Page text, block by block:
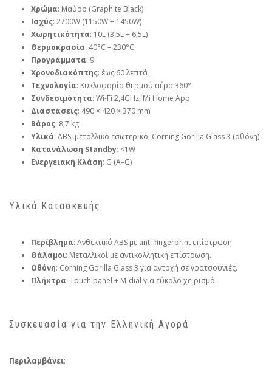
Χρώμα: Μαύρο (Graphite Black)
Ισχύς: 2700W (1150W + 1450W)
Χωρητικότητα: 10L (3,5L + 6,5L)
Θερμοκρασία: 40°C – 230°C
Προγράμματα: 9
Χρονοδιακόπτης: έως 60 λεπτά
Τεχνολογία: Κυκλοφορία θερμού αέρα 360°
Συνδεσιμότητα: Wi-Fi 2,4GHz, Mi Home App
Διαστάσεις: 490 × 420 × 370 mm
Βάρος: 8,7 kg
Υλικά: ABS, μεταλλικό εσωτερικό, Corning Gorilla Glass 3 (οθόνη)
Κατανάλωση Standby: <1W
Ενεργειακή Κλάση: G (A–G)
Υλικά Κατασκευής
Περίβλημα: Ανθεκτικό ABS με anti-fingerprint επίστρωση.
Θάλαμοι: Μεταλλικοί με αντικολλητική επίστρωση.
Οθόνη: Corning Gorilla Glass 3 για αντοχή σε γρατσουνιές.
Πλήκτρα: Touch panel + M-dial για εύκολο χειρισμό.
Συσκευασία για την Ελληνική Αγορά
Περιλαμβάνει: